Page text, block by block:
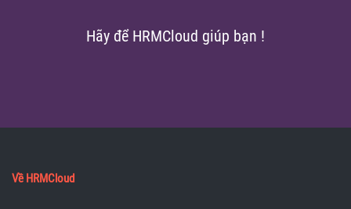
Hãy để HRMCloud giúp bạn !
Về HRMCloud